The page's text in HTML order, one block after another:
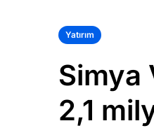
Yatırım
Simya
2,1